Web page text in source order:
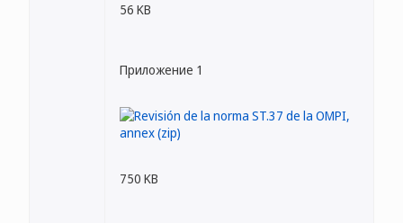
56 KB
Приложение 1
750 KB